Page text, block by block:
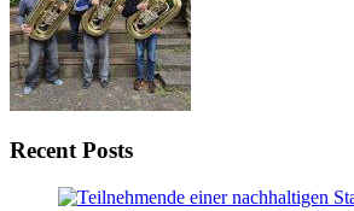
Recent Posts